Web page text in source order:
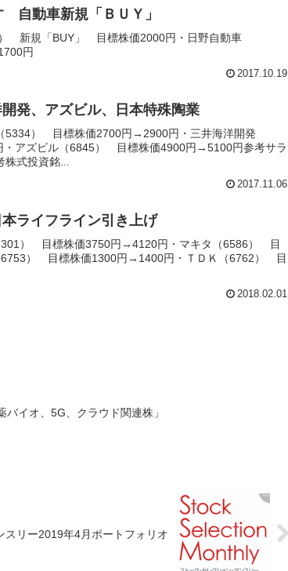
自動車新規「ＢＵＹ」
） 新規「BUY」 目標株価2000円・日野自動車
円
2017.10.19
発、アズビル、日本特殊陶業
5334） 目標株価2700円→2900円・三井海洋開発
アズビル（6845） 目標株価4900円→5100円参考サラ
株式投資銘...
2017.11.06
ライフライン引き上げ
） 目標株価3750円→4120円・マキタ（6586） 目
） 目標株価1300円→1400円・ＴＤＫ（6762） 目
2018.02.01
イオ、5G、クラウド関連株」
リー2019年4月ポートフォリオ